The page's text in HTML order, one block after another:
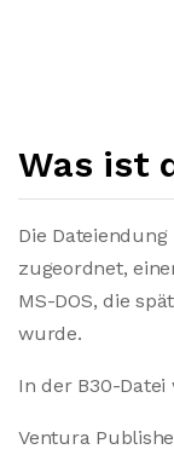
Was ist
Die
zugeordnet,
MS-DOS, die
wurde.
In der B30-
Ventura